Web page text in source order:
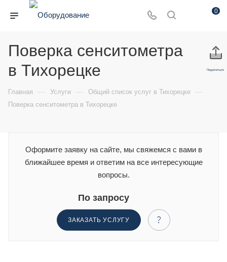
0
Поделиться:
Поверка сенситометра
в Тихорецке
Главная — Услуги — Общий список услуг в Тихорецке —
Поверка сенситометра в Тихорецке
Оформите заявку на сайте, мы свяжемся с вами в
ближайшее время и ответим на все интересующие
вопросы.
По запросу
ЗАКАЗАТЬ УСЛУГУ